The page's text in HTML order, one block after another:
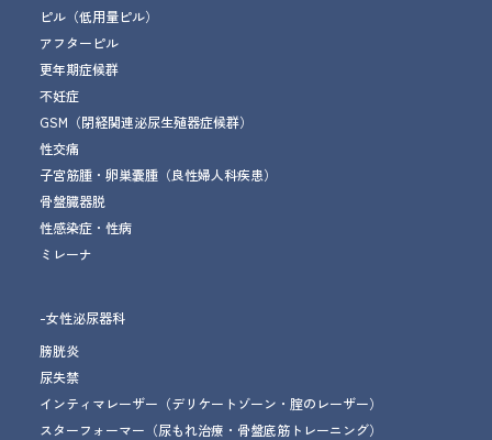
ピル（低用量ピル）
アフターピル
更年期症候群
不妊症
GSM （閉経関連泌尿生殖器症候群）
性交痛
子宮筋腫・卵巣嚢腫（良性婦人科疾患）
骨盤臓器脱
性感染症・性病
ミレーナ
-女性泌尿器科
膀胱炎
尿失禁
インティマレーザー （デリケートゾーン・腟のレーザー）
スターフォーマー （尿もれ治療 ・骨盤底筋トレーニング）